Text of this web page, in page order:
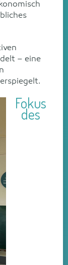
– eine
Fokus
des